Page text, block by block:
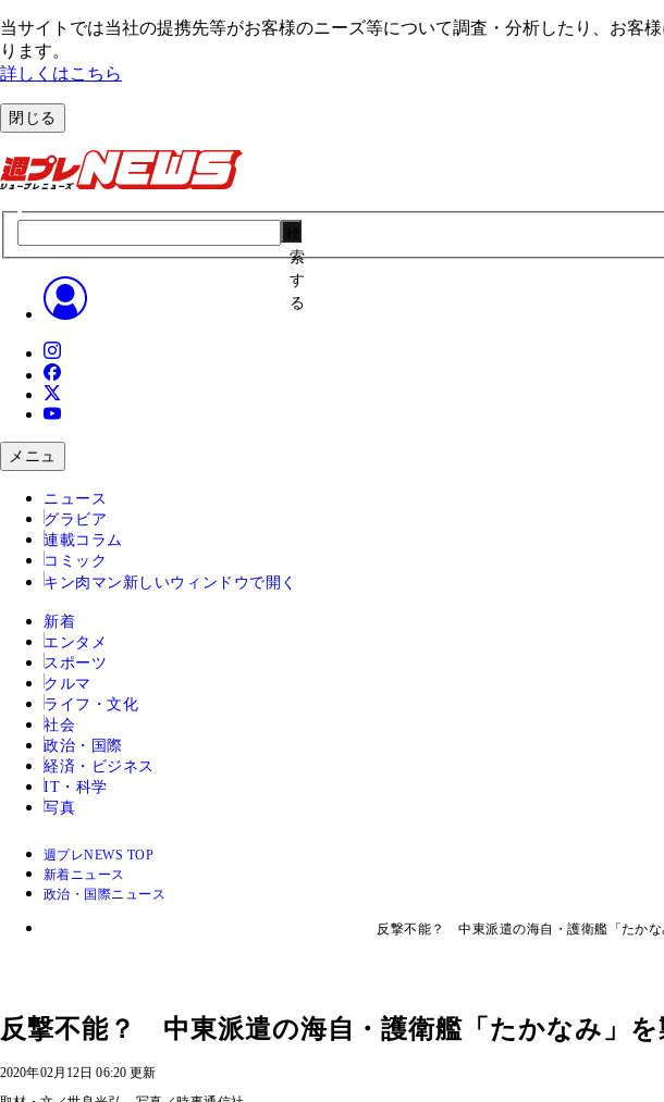
当サイトでは当社の提携先等がお客様のニーズ等について調査・分析したり、お客
ります。
詳しくはこちら
閉じる
索
す
る
メニュ
ニュース
グラビア
連載コラム
コミック
キン肉マン 新しいウィンドウで開く
新着
エンタメ
スポーツ
クルマ
ライフ・文化
社会
政治・国際
経済・ビジネス
IT・科学
写真
週プレNEWS TOP
新着ニュース
政治・国際ニュース
反撃不能？ 中東派遣の海自・護衛艦「たか
反撃不能？ 中東派遣の海自・護衛艦「たかなみ」
2020年02月12日 06:20 更新